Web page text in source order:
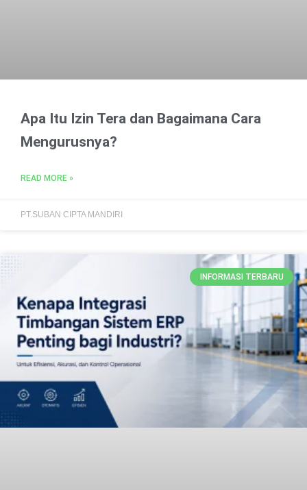
Apa Itu Izin Tera dan Bagaimana Cara
Mengurusnya?
READ MORE »
PT.SUBAN CIPTA MANDIRI
INFORMASI TERBARU